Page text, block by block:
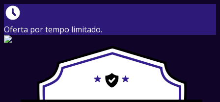
Oferta por tempo limitado.